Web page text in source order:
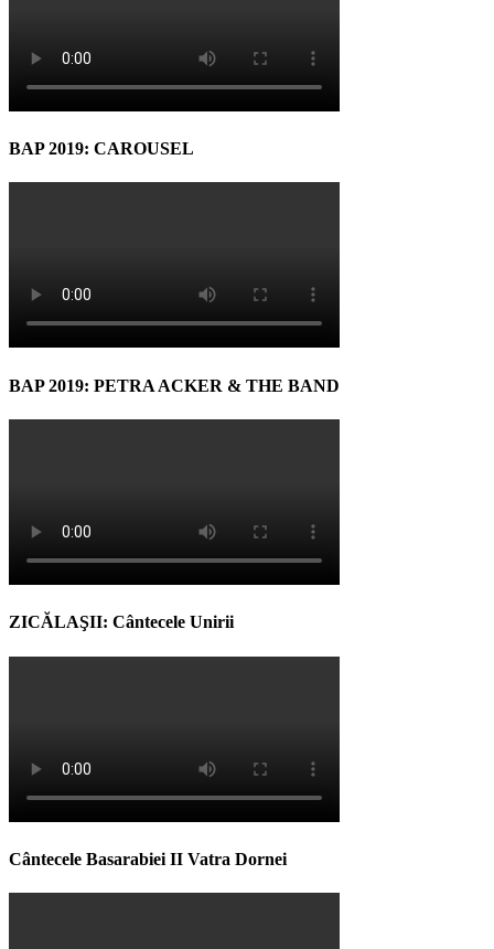
BAP 2019: CAROUSEL
BAP 2019: PETRA ACKER & THE BAND
ZICĂLAŞII: Cântecele Unirii
Cântecele Basarabiei II Vatra Dornei